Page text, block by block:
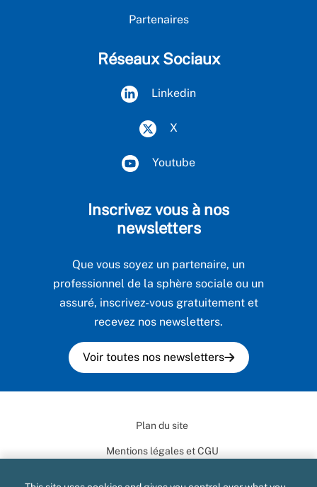
Partenaires
Réseaux Sociaux
Linkedin
X
Youtube
Inscrivez vous à nos
newsletters
Que vous soyez un partenaire, un
professionnel de la sphère sociale ou un
assuré, inscrivez-vous gratuitement et
recevez nos newsletters.
Voir toutes nos newsletters
Plan du site
Mentions légales et CGU